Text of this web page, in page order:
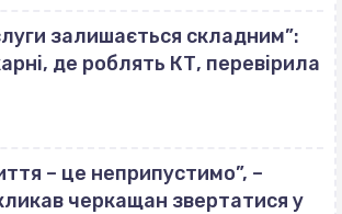
залишається складним”:
де роблять КТ, перевірила
– це неприпустимо”, –
черкащан звертатися у